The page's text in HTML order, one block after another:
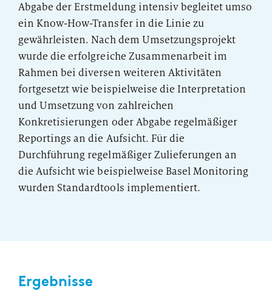
Abgabe der Erstmeldung intensiv begleitet umso
ein Know-How-Transfer in die Linie zu
gewährleisten. Nach dem Umsetzungsprojekt
wurde die erfolgreiche Zusammenarbeit im
Rahmen bei diversen weiteren Aktivitäten
fortgesetzt wie beispielweise die Interpretation
und Umsetzung von zahlreichen
Konkretisierungen oder Abgabe regelmäßiger
Reportings an die Aufsicht. Für die
Durchführung regelmäßiger Zulieferungen an
die Aufsicht wie beispielweise Basel Monitoring
wurden Standardtools implementiert.
Ergebnisse